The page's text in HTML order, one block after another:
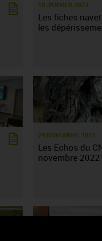
10 JANVIER 2023
Les fiches
les
29 NOVEMBRE 2022
Les Echos du
novembre 2022